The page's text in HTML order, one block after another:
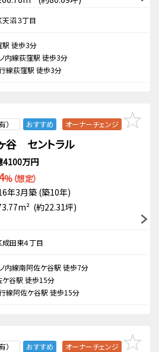
沼３丁目
駅 徒歩3分
内線荻窪駅 徒歩3分
線荻窪駅 徒歩3分
） おすすめ オーナーチェンジ
谷 セントラル
4100万円
%（想定）
年3月築 (築10年)
(約22.31坪)
田東４丁目
内線南阿佐ケ谷駅 徒歩7分
谷駅 徒歩15分
線阿佐ケ谷駅 徒歩15分
） おすすめ オーナーチェンジ